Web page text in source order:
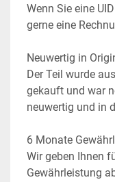
Wenn Sie eine
gerne eine
Neuwertig in
Der Teil wurde
gekauft und war
neuwertig und in
6 Monate
Wir geben Ihnen
Gewährleistung